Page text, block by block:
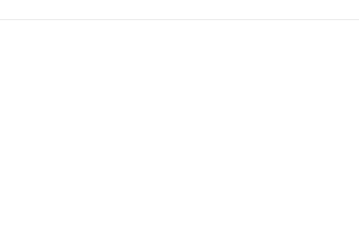
Lee大阪店
Lee梅田店
Lee京橋店
Lee堀江店
Lee四ツ橋店
Lee天王寺店
Lee上新庄Vita店
Lee東三国店
Lee布施店
Lee枚方店
HARBOR （ハーバー）
Lee尼崎店
Lee甲子園店